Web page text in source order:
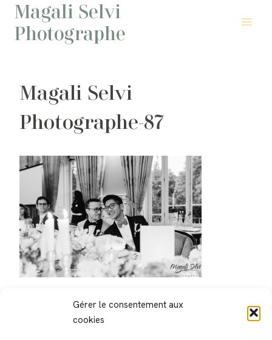
Gérer le consentement aux
cookies
Aller
contenu
Magali Selvi
Photographe
Magali Selvi
Photographe-87